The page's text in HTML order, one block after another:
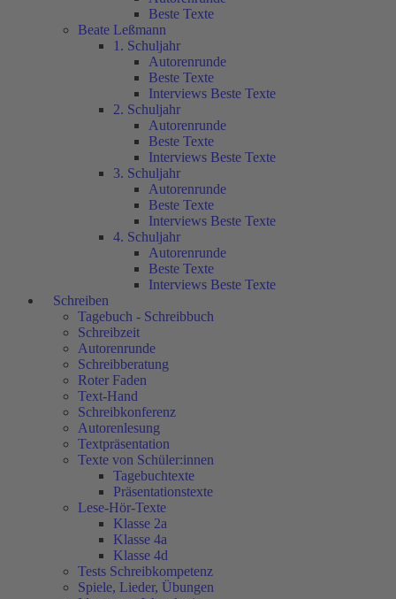
Beste Texte
Beate Leßmann
1. Schuljahr
Autorenrunde
Beste Texte
Interviews Beste Texte
2. Schuljahr
Autorenrunde
Beste Texte
Interviews Beste Texte
3. Schuljahr
Autorenrunde
Beste Texte
Interviews Beste Texte
4. Schuljahr
Autorenrunde
Beste Texte
Interviews Beste Texte
Schreiben
Tagebuch - Schreibbuch
Schreibzeit
Autorenrunde
Schreibberatung
Roter Faden
Text-Hand
Schreibkonferenz
Autorenlesung
Textpräsentation
Texte von Schüler:innen
Tagebuchtexte
Präsentationstexte
Lese-Hör-Texte
Klasse 2a
Klasse 4a
Klasse 4d
Tests Schreibkompetenz
Spiele, Lieder, Übungen